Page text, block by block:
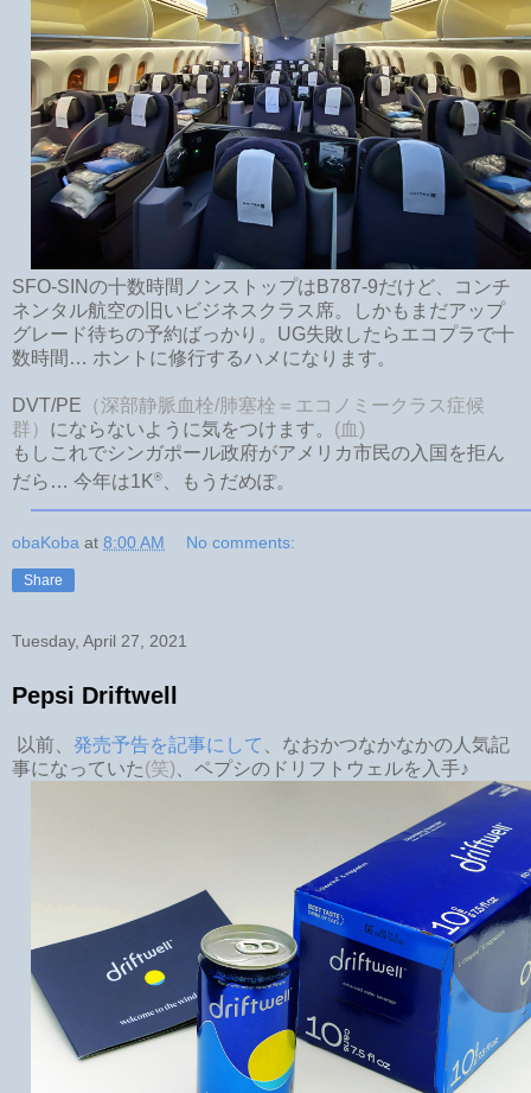
SFO-SINの十数時間ノンストップはB787-9だけど、コンチ
ネンタル航空の旧いビジネスクラス席。しかもまだアップ
グレード待ちの予約ばっかり。UG失敗したらエコプラで十
数時間… ホントに修行するハメになります。
DVT/PE （深部静脈血栓/肺塞栓＝エコノミークラス症候
群） にならないように気をつけます。 (血)
もしこれでシンガポール政府がアメリカ市民の入国を拒ん
だら… 今年は1K® 、もうだめぽ。
obaKoba at 8:00 AM No comments:
Share
Tuesday, April 27, 2021
Pepsi Driftwell
以前、 発売予告を記事にして
、なおかつなかなかの人気記
事になっていた(笑) 、ペプシのドリフトウェルを入手♪